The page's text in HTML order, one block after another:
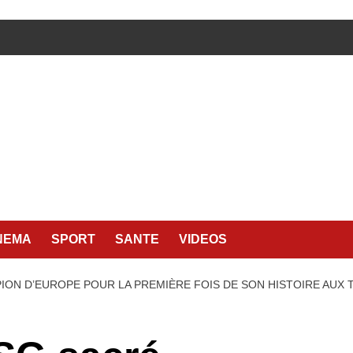
SPORT SANTE VIDEOS
D’EUROPE POUR LA PREMIÈRE FOIS DE SON HISTOIRE AUX